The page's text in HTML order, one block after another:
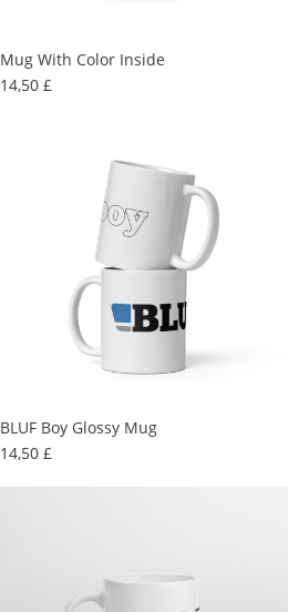
Mug With Color Inside
14,50 £Preis
BLUF Boy Glossy Mug
14,50 £Preis